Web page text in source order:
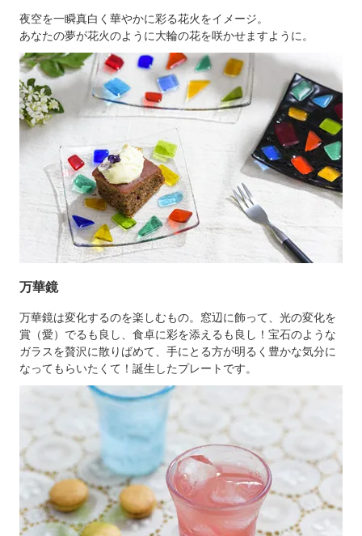
夜空を一瞬真白く華やかに彩る花火をイメージ。
あなたの夢が花火のように大輪の花を咲かせますように。
万華鏡
万華鏡は変化するのを楽しむもの。窓辺に飾って、光の変化を
賞（愛）でるも良し、食卓に彩を添えるも良し！宝石のような
ガラスを贅沢に散りばめて、手にとる方が明るく豊かな気分に
なってもらいたくて！誕生したプレートです。